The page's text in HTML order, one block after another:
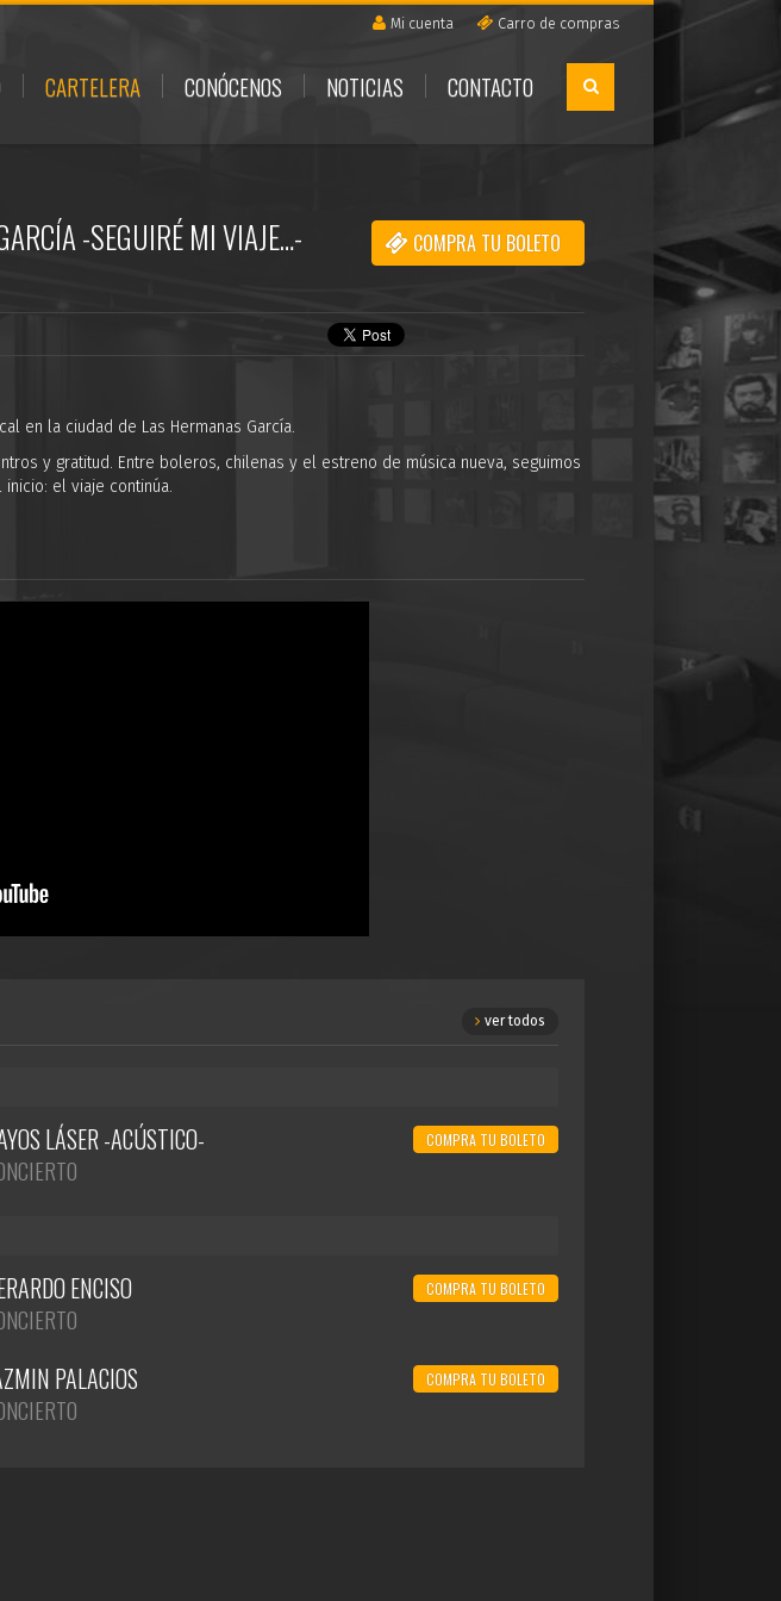
Mi cuenta Carro de compras
CARTELERA CONÓCENOS NOTICIAS CONTACTO
-SEGUIRÉ MI VIAJE…- COMPRA TU BOLETO
en la ciudad de Las Hermanas García.
y gratitud. Entre boleros, chilenas y el estreno de música nueva, seguimos
el viaje continúa.
ver todos
LÁSER -ACÚSTICO- COMPRA TU BOLETO
ENCISO COMPRA TU BOLETO
PALACIOS COMPRA TU BOLETO